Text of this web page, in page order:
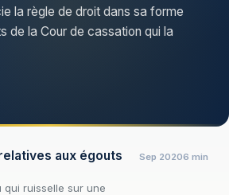
la règle de droit dans sa forme
de la Cour de cassation qui la
aux égouts
qui ruisselle sur une
Sep 20206 min